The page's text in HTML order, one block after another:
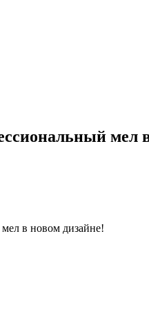
мел
в новом дизайне!